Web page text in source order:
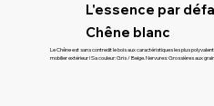
L'essence par
Chêne blanc
Le Chêne est sans contredit le bois aux caractéristiques les plus
mobilier extérieur ! Sa couleur: Gris / Beige. Nervures: Grossières aux